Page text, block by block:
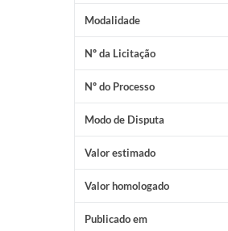
Modalidade
Nº da Licitação
Nº do Processo
Modo de Disputa
Valor estimado
Valor homologado
Publicado em